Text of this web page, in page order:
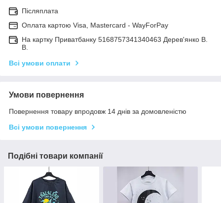
Післяплата
Оплата картою Visa, Mastercard - WayForPay
На картку Приватбанку 5168757341340463 Дерев'янко В.
В.
Всі умови оплати
Умови повернення
Повернення товару впродовж 14 днів за домовленістю
Всі умови повернення
Подібні товари компанії